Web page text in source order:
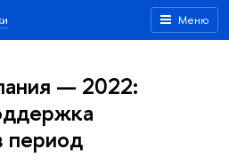
Меню
— 2022:
период